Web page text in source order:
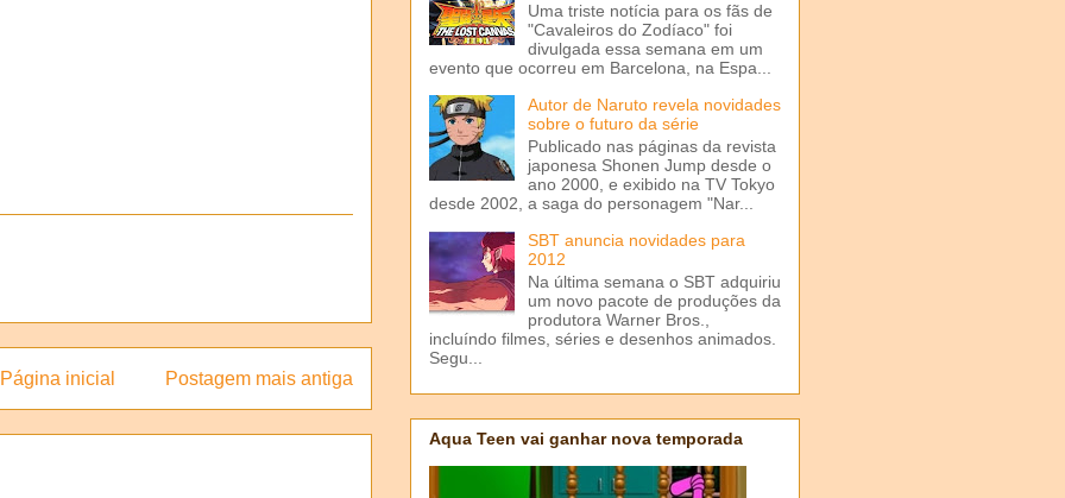
Postagem mais antiga
Página inicial
Uma triste notícia para os fãs de
"Cavaleiros do Zodíaco" foi
divulgada essa semana em um
evento que ocorreu em Barcelona, na Espa...
Autor de Naruto revela novidades
sobre o futuro da série
Publicado nas páginas da revista
japonesa Shonen Jump desde o
ano 2000, e exibido na TV Tokyo
desde 2002, a saga do personagem "Nar...
SBT anuncia novidades para
2012
Na última semana o SBT adquiriu
um novo pacote de produções da
produtora Warner Bros.,
incluíndo filmes, séries e desenhos animados.
Segu...
Aqua Teen vai ganhar nova temporada